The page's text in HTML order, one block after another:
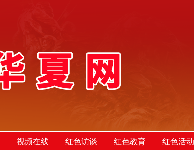
视频在线 红色访谈 红色教育 红色活动